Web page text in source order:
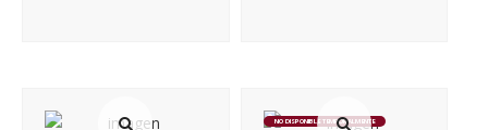
NO DISPONIBLE TEMPORALMENTE